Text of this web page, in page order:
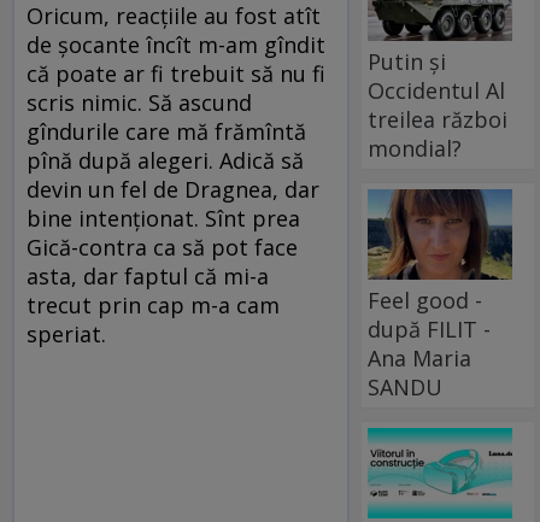
Oricum, reacțiile au fost atît
de șocante încît m-am gîndit
că poate ar fi trebuit să nu fi
scris nimic. Să ascund
gîndurile care mă frămîntă
pînă după alegeri. Adică să
devin un fel de Dragnea, dar
bine intenționat. Sînt prea
Gică-contra ca să pot face
asta, dar faptul că mi-a
trecut prin cap m-a cam
speriat.
Putin și
Occidentul Al
treilea război
mondial?
Feel good -
după FILIT -
Ana Maria
SANDU